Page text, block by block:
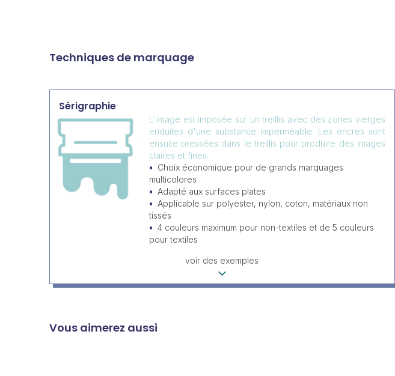
Techniques de marquage
Sérigraphie
L'image est imposée sur un treillis avec des zones vierges
enduites d'une substance imperméable. Les encres sont
ensuite pressées dans le treillis pour produire des images
claires et fines.
Choix économique pour de grands marquages
multicolores
Adapté aux surfaces plates
Applicable sur polyester, nylon, coton, matériaux non
tissés
4 couleurs maximum pour non-textiles et de 5 couleurs
pour textiles
voir des exemples
Vous aimerez aussi